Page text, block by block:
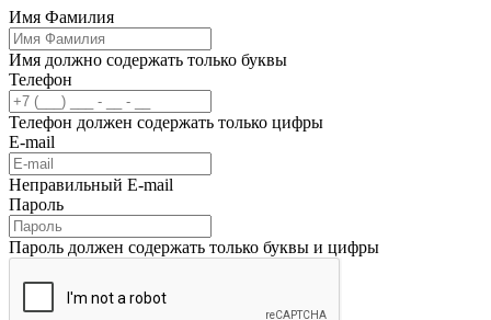
Имя Фамилия
Имя должно содержать только буквы
Телефон
Телефон должен содержать только цифры
E-mail
Неправильный E-mail
Пароль
Пароль должен содержать только буквы и цифры